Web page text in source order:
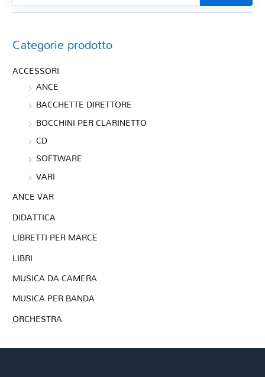
Categorie prodotto
ACCESSORI
ANCE
BACCHETTE DIRETTORE
BOCCHINI PER CLARINETTO
CD
SOFTWARE
VARI
ANCE VAR
DIDATTICA
LIBRETTI PER MARCE
LIBRI
MUSICA DA CAMERA
MUSICA PER BANDA
ORCHESTRA